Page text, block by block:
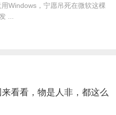
Windows，宁愿吊死在微软这棵
...
看看，物是人非，都这么